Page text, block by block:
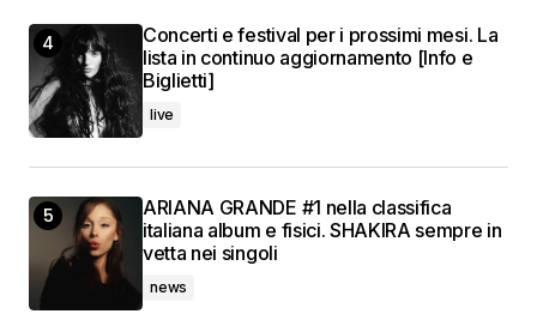
Concerti e festival per i prossimi mesi. La
lista in continuo aggiornamento [Info e
Biglietti]
live
ARIANA GRANDE #1 nella classifica
italiana album e fisici. SHAKIRA sempre in
vetta nei singoli
news